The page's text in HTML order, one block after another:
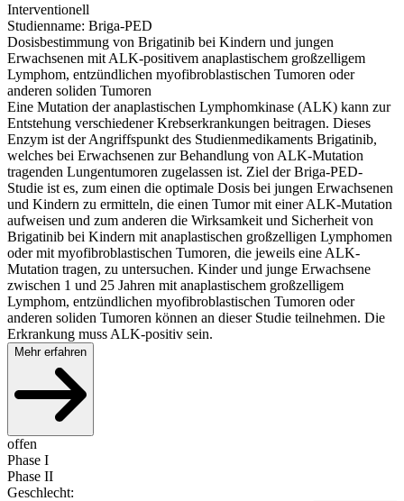
Interventionell
Studienname: Briga-PED
Dosisbestimmung von Brigatinib bei Kindern und jungen
Erwachsenen mit ALK-positivem anaplastischem großzelligem
Lymphom, entzündlichen myofibroblastischen Tumoren oder
anderen soliden Tumoren
Eine Mutation der anaplastischen Lymphomkinase (ALK) kann zur
Entstehung verschiedener Krebserkrankungen beitragen. Dieses
Enzym ist der Angriffspunkt des Studienmedikaments Brigatinib,
welches bei Erwachsenen zur Behandlung von ALK-Mutation
tragenden Lungentumoren zugelassen ist. Ziel der Briga-PED-
Studie ist es, zum einen die optimale Dosis bei jungen Erwachsenen
und Kindern zu ermitteln, die einen Tumor mit einer ALK-Mutation
aufweisen und zum anderen die Wirksamkeit und Sicherheit von
Brigatinib bei Kindern mit anaplastischen großzelligen Lymphomen
oder mit myofibroblastischen Tumoren, die jeweils eine ALK-
Mutation tragen, zu untersuchen. Kinder und junge Erwachsene
zwischen 1 und 25 Jahren mit anaplastischem großzelligem
Lymphom, entzündlichen myofibroblastischen Tumoren oder
anderen soliden Tumoren können an dieser Studie teilnehmen. Die
Erkrankung muss ALK-positiv sein.
Mehr erfahren
offen
Phase I
Phase II
Geschlecht: